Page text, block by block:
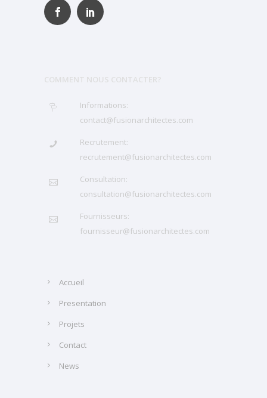
COMMENT NOUS CONTACTER?
Informations:
contact@fusionarchitectes.com
Recrutement:
recrutement@fusionarchitectes.com
Consultation:
consultation@fusionarchitectes.com
Fournisseurs:
fournisseur@fusionarchitectes.com
Accueil
Presentation
Projets
Contact
News